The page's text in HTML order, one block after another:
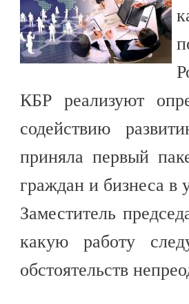
КБР реализуют
содействию
приняла первый
граждан и бизнеса в
Заместитель
какую работу
обстоятельств